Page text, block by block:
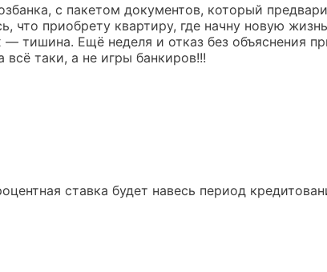
с пакетом документов, который
что приобрету квартиру, где начну новую
тишина. Ещё неделя и отказ без объяснения
всё таки, а не игры банкиров!!!
ставка будет навесь период